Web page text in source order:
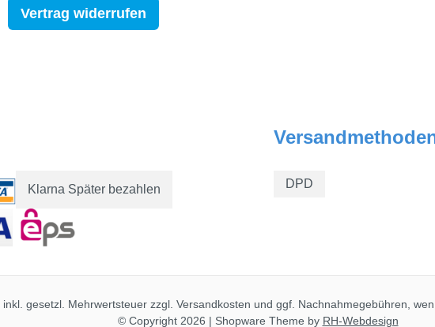
Vertrag widerrufen
Klarna Später bezahlen DPD
gesetzl. Mehrwertsteuer zzgl. Versandkosten und ggf. Nachnahmegebühren,
© Copyright 2026 | Shopware Theme by RH-Webdesign